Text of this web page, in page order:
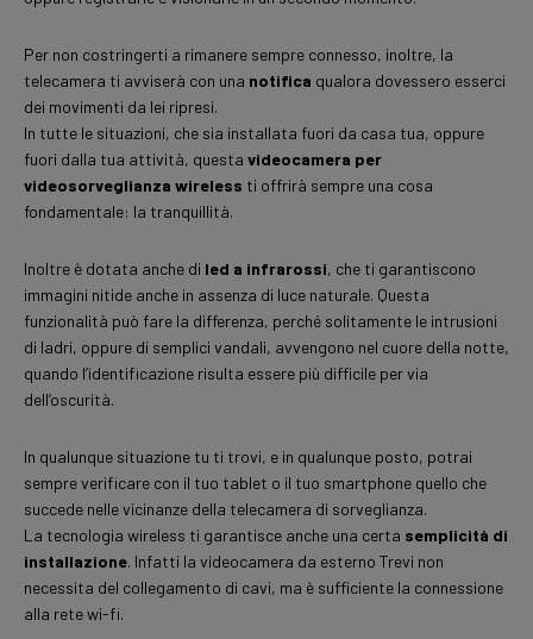
Per non costringerti a rimanere sempre connesso, inoltre, la
telecamera ti avviserà con una notifica qualora dovessero esserci
dei movimenti da lei ripresi.
In tutte le situazioni, che sia installata fuori da casa tua, oppure
fuori dalla tua attività, questa videocamera per
videosorveglianza wireless ti offrirà sempre una cosa
fondamentale: la tranquillità.
Inoltre è dotata anche di led a infrarossi, che ti garantiscono
immagini nitide anche in assenza di luce naturale. Questa
funzionalità può fare la differenza, perché solitamente le intrusioni
di ladri, oppure di semplici vandali, avvengono nel cuore della notte,
quando l’identificazione risulta essere più difficile per via
dell’oscurità.
In qualunque situazione tu ti trovi, e in qualunque posto, potrai
sempre verificare con il tuo tablet o il tuo smartphone quello che
succede nelle vicinanze della telecamera di sorveglianza.
La tecnologia wireless ti garantisce anche una certa semplicità di
installazione. Infatti la videocamera da esterno Trevi non
necessita del collegamento di cavi, ma è sufficiente la connessione
alla rete wi-fi.